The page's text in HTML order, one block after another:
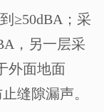
≥50dBA ；采
，另一层采
外面地面
缝隙漏声。